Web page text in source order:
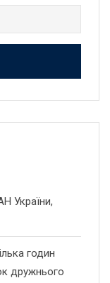
України,
годин
дружнього